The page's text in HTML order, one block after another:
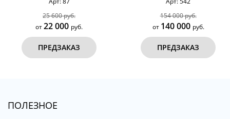
25 600 руб.
от22 000руб.
ПРЕДЗАКАЗ
154 000 руб.
от140 000руб.
ПРЕДЗАКАЗ
ПОЛЕЗНОЕ